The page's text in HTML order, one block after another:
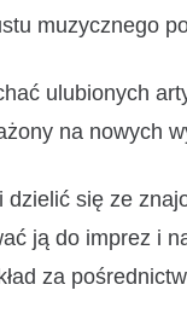
muzycznego
ulubionych
na nowych
dzielić się ze
ją do imprez i
za